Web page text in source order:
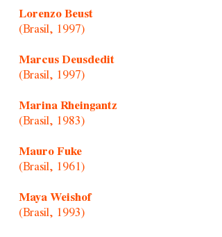
Lorenzo Beust
(Brasil, 1997)
Marcus Deusdedit
(Brasil, 1997)
Marina Rheingantz
(Brasil, 1983)
Mauro Fuke
(Brasil, 1961)
Maya Weishof
(Brasil, 1993)